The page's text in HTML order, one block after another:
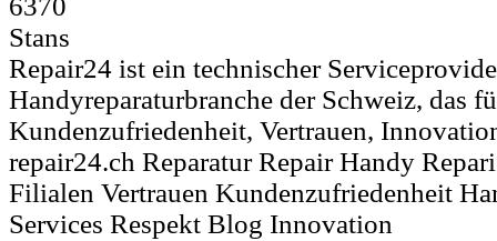
6370
Stans
Repair24 ist ein technischer
Handyreparaturbranche der Schweiz, das
Kundenzufriedenheit, Vertrauen,
repair24.ch Reparatur Repair Handy
Filialen Vertrauen Kundenzufriedenheit
Services Respekt Blog Innovation